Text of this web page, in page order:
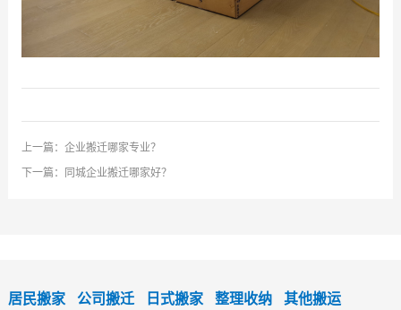
上一篇： 企业搬迁哪家专业？
下一篇：
同城企业搬迁哪家好？
居民搬家 公司搬迁 日式搬家 整理收纳 其他搬运